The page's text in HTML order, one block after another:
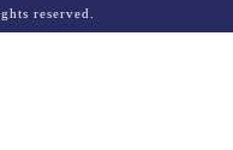
reserved.